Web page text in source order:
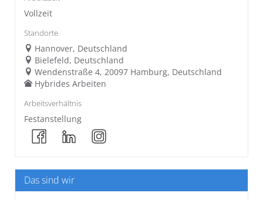
Vollzeit
Standorte
Hannover, Deutschland
Bielefeld, Deutschland
Wendenstraße 4, 20097 Hamburg, Deutschland
Hybrides Arbeiten
Arbeitsverhältnis
Festanstellung
Das sind wir